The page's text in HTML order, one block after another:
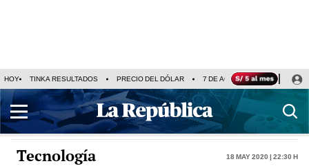
HOY TINKA RESULTADOS PRECIO DEL DÓLAR 7 DE AGOSTO OLLANTA
Tecnología 18 May 2020 | 22:30 h